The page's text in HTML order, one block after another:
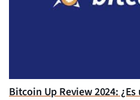
Bitcoin Up Review 2024: